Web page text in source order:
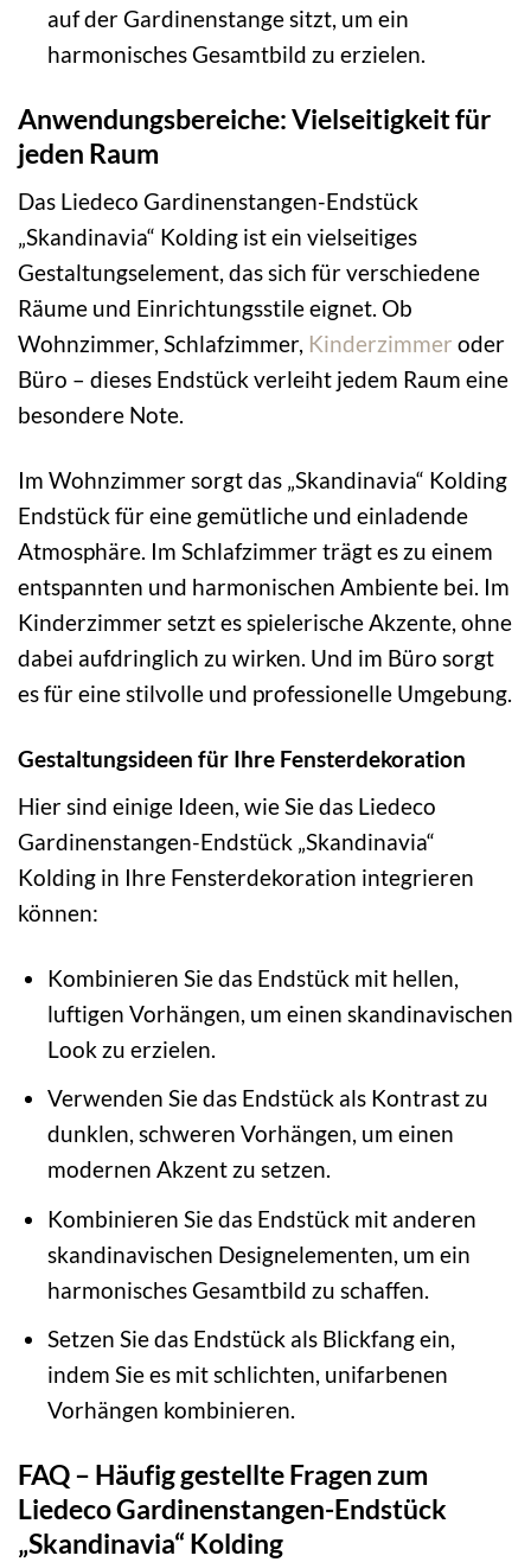
auf der Gardinenstange sitzt, um ein
harmonisches Gesamtbild zu erzielen.
Anwendungsbereiche: Vielseitigkeit für
jeden Raum
Das Liedeco Gardinenstangen-Endstück
„Skandinavia“ Kolding ist ein vielseitiges
Gestaltungselement, das sich für verschiedene
Räume und Einrichtungsstile eignet. Ob
Wohnzimmer, Schlafzimmer, Kinderzimmer oder
Büro – dieses Endstück verleiht jedem Raum eine
besondere Note.
Im Wohnzimmer sorgt das „Skandinavia“ Kolding
Endstück für eine gemütliche und einladende
Atmosphäre. Im Schlafzimmer trägt es zu einem
entspannten und harmonischen Ambiente bei. Im
Kinderzimmer setzt es spielerische Akzente, ohne
dabei aufdringlich zu wirken. Und im Büro sorgt
es für eine stilvolle und professionelle Umgebung.
Gestaltungsideen für Ihre Fensterdekoration
Hier sind einige Ideen, wie Sie das Liedeco
Gardinenstangen-Endstück „Skandinavia“
Kolding in Ihre Fensterdekoration integrieren
können:
Kombinieren Sie das Endstück mit hellen,
luftigen Vorhängen, um einen skandinavischen
Look zu erzielen.
Verwenden Sie das Endstück als Kontrast zu
dunklen, schweren Vorhängen, um einen
modernen Akzent zu setzen.
Kombinieren Sie das Endstück mit anderen
skandinavischen Designelementen, um ein
harmonisches Gesamtbild zu schaffen.
Setzen Sie das Endstück als Blickfang ein,
indem Sie es mit schlichten, unifarbenen
Vorhängen kombinieren.
FAQ – Häufig gestellte Fragen zum
Liedeco Gardinenstangen-Endstück
„Skandinavia“ Kolding